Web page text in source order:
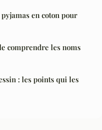
en coton pour
comprendre les noms
les points qui les